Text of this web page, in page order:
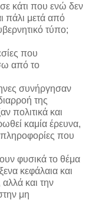
κάτι που ενώ δεν
πάλι μετά από
τύπο;
που
από το
συνήργησαν
της
πολιτικά και
καμία έρευνα,
πληροφορίες που
φυσικά το θέμα
κεφάλαια και
αλλά και την
μη